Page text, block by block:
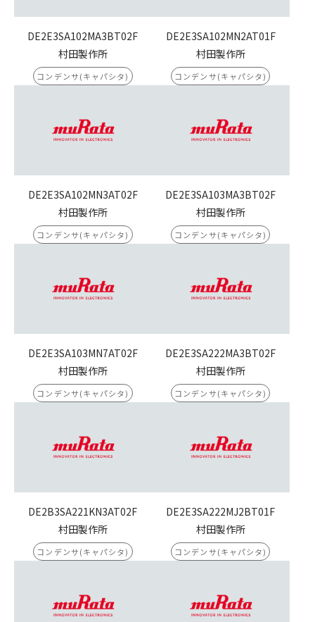
DE2E3SA102MA3BT02F
村田製作所
コンデンサ(キャパシタ)
DE2E3SA102MN2AT01F
村田製作所
コンデンサ(キャパシタ)
DE2E3SA102MN3AT02F
村田製作所
コンデンサ(キャパシタ)
DE2E3SA103MA3BT02F
村田製作所
コンデンサ(キャパシタ)
DE2E3SA103MN7AT02F
村田製作所
コンデンサ(キャパシタ)
DE2E3SA222MA3BT02F
村田製作所
コンデンサ(キャパシタ)
DE2B3SA221KN3AT02F
村田製作所
コンデンサ(キャパシタ)
DE2E3SA222MJ2BT01F
村田製作所
コンデンサ(キャパシタ)